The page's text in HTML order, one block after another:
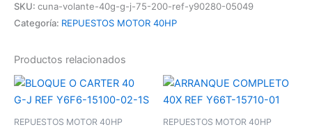
SKU: cuna-volante-40g-g-j-75-200-ref-y90280-05049
Categoría: REPUESTOS MOTOR 40HP
Productos relacionados
REPUESTOS MOTOR 40HP REPUESTOS MOTOR 40HP